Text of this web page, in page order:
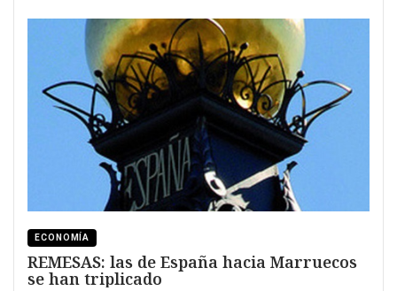
ECONOMÍA
REMESAS: las de España hacia Marruecos
se han triplicado